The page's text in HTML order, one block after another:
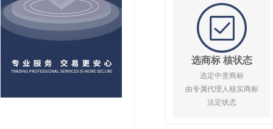
选商标 核状态
选定中意商标
由专属代理人核实商标
法定状态